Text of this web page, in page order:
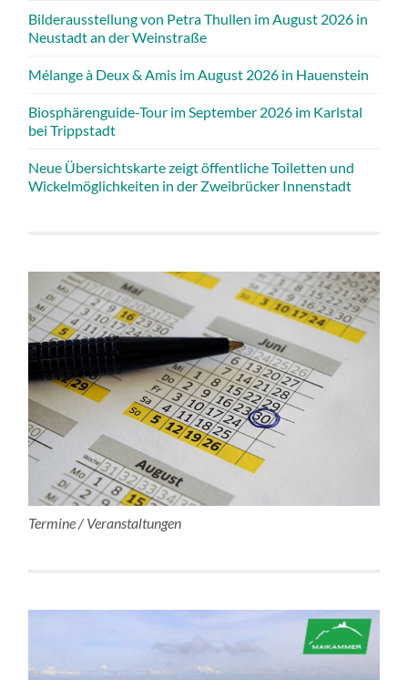
Bilderausstellung von Petra Thullen im August 2026 in
Neustadt an der Weinstraße
Mélange à Deux & Amis im August 2026 in Hauenstein
Biosphärenguide-Tour im September 2026 im Karlstal
bei Trippstadt
Neue Übersichtskarte zeigt öffentliche Toiletten und
Wickelmöglichkeiten in der Zweibrücker Innenstadt
Termine / Veranstaltungen